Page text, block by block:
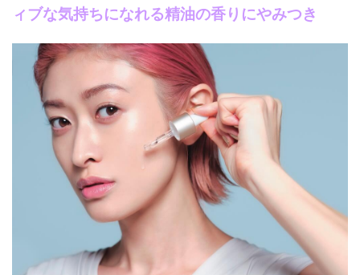
ィブな気持ちになれる精油の香りにやみつき